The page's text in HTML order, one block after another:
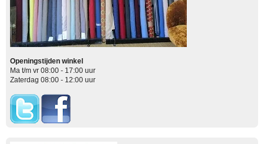
Openingstijden winkel
Ma t/m vr 08:00 - 17:00 uur
Zaterdag 08:00 - 12:00 uur